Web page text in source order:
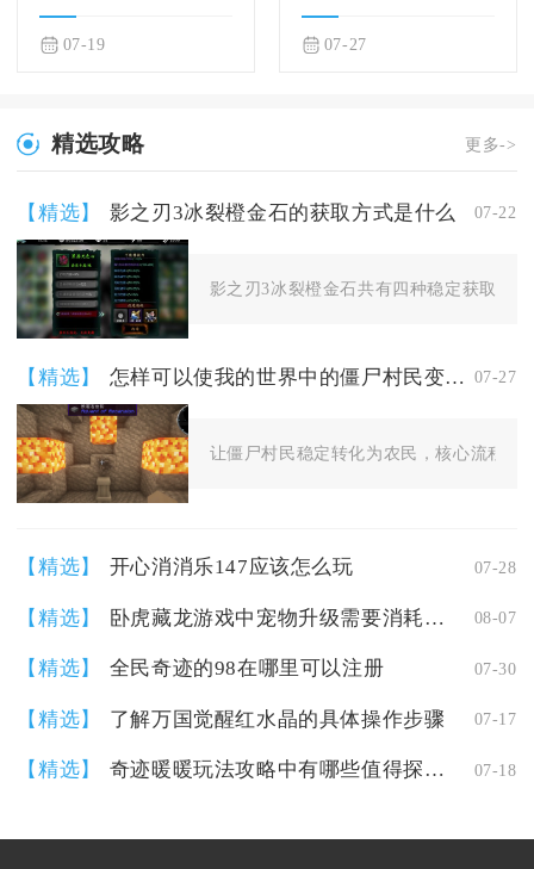
07-19 07-27
精选攻略 更多->
【精选】 影之刃3冰裂橙金石的获取方式是什么 07-22
影之刃3冰裂橙金石共有四种稳定获取渠
【精选】 怎样可以使我的世界中的僵尸村民变成农民 07-27
让僵尸村民稳定转化为农民，核心流程是
【精选】 开心消消乐147应该怎么玩 07-28
【精选】 卧虎藏龙游戏中宠物升级需要消耗什么 08-07
【精选】 全民奇迹的98在哪里可以注册 07-30
【精选】 了解万国觉醒红水晶的具体操作步骤 07-17
【精选】 奇迹暖暖玩法攻略中有哪些值得探索的地方 07-18